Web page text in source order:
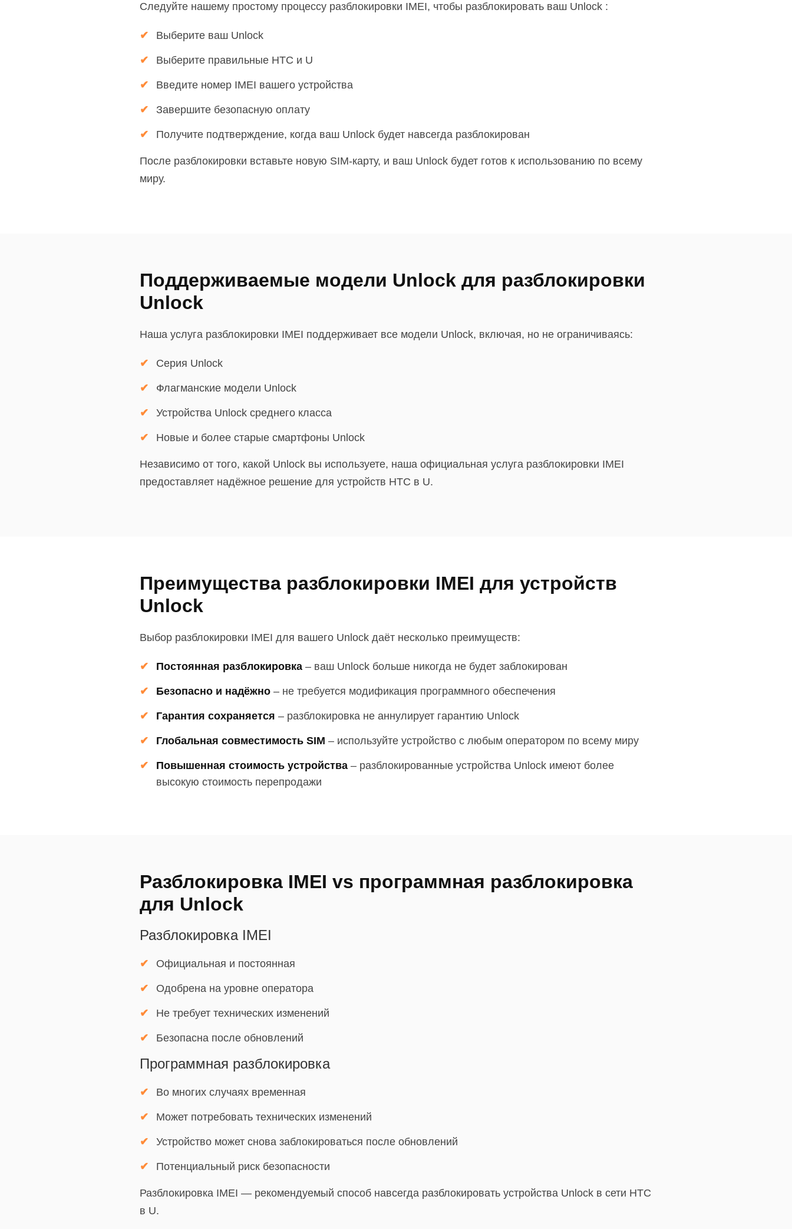
Следуйте нашему простому процессу разблокировки IMEI, чтобы разблокировать ваш Unlock :
Выберите ваш Unlock
Выберите правильные HTC и U
Введите номер IMEI вашего устройства
Завершите безопасную оплату
Получите подтверждение, когда ваш Unlock будет навсегда разблокирован
После разблокировки вставьте новую SIM-карту, и ваш Unlock будет готов к использованию по всему
миру.
Поддерживаемые модели Unlock для разблокировки
Unlock
Наша услуга разблокировки IMEI поддерживает все модели Unlock, включая, но не ограничиваясь:
Серия Unlock
Флагманские модели Unlock
Устройства Unlock среднего класса
Новые и более старые смартфоны Unlock
Независимо от того, какой Unlock вы используете, наша официальная услуга разблокировки IMEI
предоставляет надёжное решение для устройств HTC в U.
Преимущества разблокировки IMEI для устройств
Unlock
Выбор разблокировки IMEI для вашего Unlock даёт несколько преимуществ:
Постоянная разблокировка – ваш Unlock больше никогда не будет заблокирован
Безопасно и надёжно – не требуется модификация программного обеспечения
Гарантия сохраняется – разблокировка не аннулирует гарантию Unlock
Глобальная совместимость SIM – используйте устройство с любым оператором по всему миру
Повышенная стоимость устройства – разблокированные устройства Unlock имеют более
высокую стоимость перепродажи
Разблокировка IMEI vs программная разблокировка
для Unlock
Разблокировка IMEI
Официальная и постоянная
Одобрена на уровне оператора
Не требует технических изменений
Безопасна после обновлений
Программная разблокировка
Во многих случаях временная
Может потребовать технических изменений
Устройство может снова заблокироваться после обновлений
Потенциальный риск безопасности
Разблокировка IMEI — рекомендуемый способ навсегда разблокировать устройства Unlock в сети HTC
в U.